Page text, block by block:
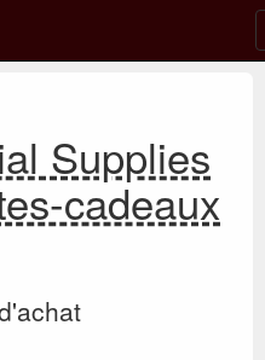
Supplies
cadeaux